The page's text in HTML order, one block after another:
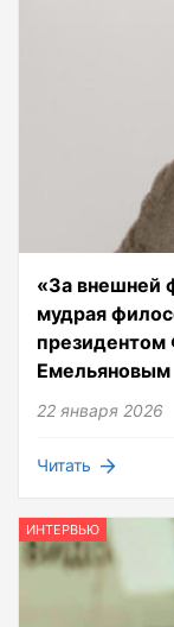
«За внешней
мудрая
Емельяновым
22 января 2026
Читать
ИНТЕРВЬЮ